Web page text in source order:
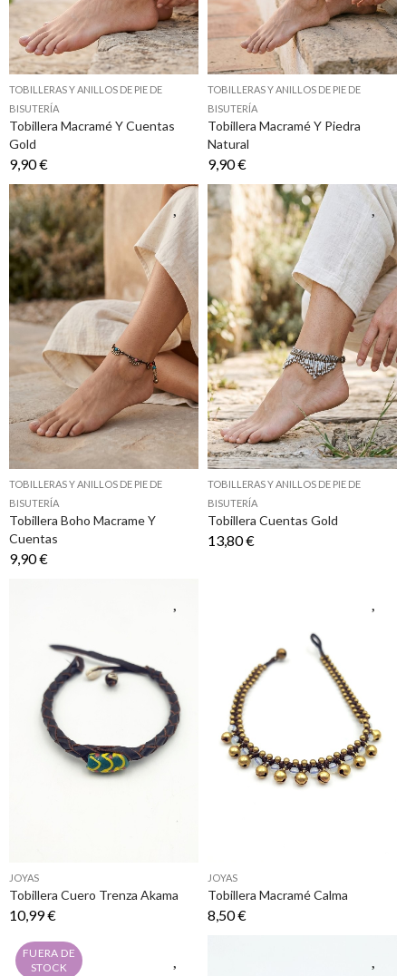
TOBILLERAS Y ANILLOS DE PIE DE
BISUTERÍA
Tobillera Macramé Y Cuentas
Gold
9,90 €
TOBILLERAS Y ANILLOS DE PIE DE
BISUTERÍA
Tobillera Macramé Y Piedra
Natural
9,90 €
TOBILLERAS Y ANILLOS DE PIE DE
BISUTERÍA
Tobillera Boho Macrame Y
Cuentas
9,90 €
TOBILLERAS Y ANILLOS DE PIE DE
BISUTERÍA
Tobillera Cuentas Gold
13,80 €
JOYAS
Tobillera Cuero Trenza Akama
10,99 €
JOYAS
Tobillera Macramé Calma
8,50 €
FUERA DE
STOCK